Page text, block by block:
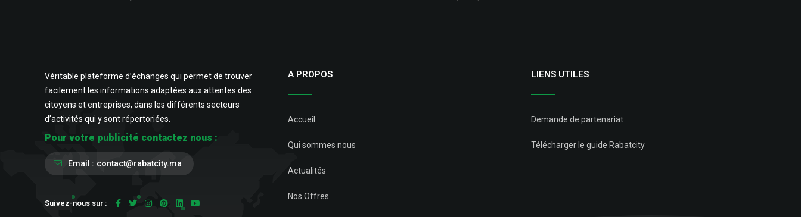
Véritable plateforme d’échanges qui permet de trouver
facilement les informations adaptées aux attentes des
citoyens et entreprises, dans les différents secteurs
d’activités qui y sont répertoriées.
Pour votre publicité contactez nous :
Email : contact@rabatcity.ma
Suivez-nous sur :
A PROPOS
Accueil
Qui sommes nous
Actualités
Nos Offres
LIENS UTILES
Demande de partenariat
Télécharger le guide Rabatcity